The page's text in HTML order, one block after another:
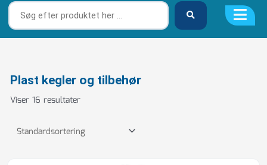
Søg
efter
produktet
Plast kegler og tilbehør
Viser 16 resultater